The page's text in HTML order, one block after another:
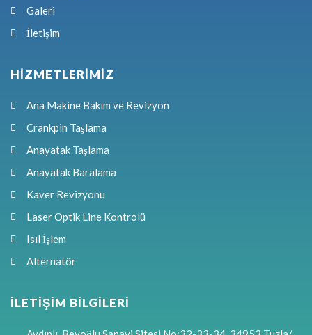
Galeri
İletişim
HİZMETLERİMİZ
Ana Makine Bakım ve Revizyon
Crankpin Taşlama
Anayatak Taşlama
Anayatak Baralama
Kaver Revizyonu
Laser Optik Line Kontrolü
Isıl İşlem
Alternatör
İLETİŞİM BİLGİLERİ